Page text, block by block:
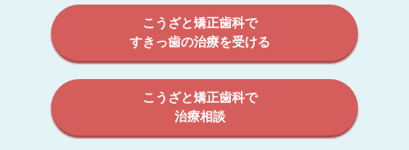
こうざと矯正歯科で
すきっ歯の治療を受ける
こうざと矯正歯科で
治療相談